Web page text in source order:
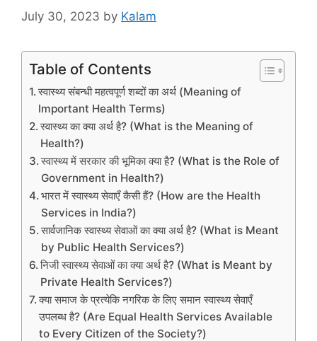
July 30, 2023 by Kalam
Table of Contents
स्वास्थ्य संबन्धी महत्वपूर्ण शब्दों का अर्थ (Meaning of
Important Health Terms)
स्वास्थ्य का क्या अर्थ है? (What is the Meaning of
Health?)
स्वास्थ्य में सरकार की भूमिका क्या है? (What is the Role of
Government in Health?)
भारत में स्वास्थ्य सेवाएँ कैसी हैं? (How are the Health
Services in India?)
सार्वजानिक स्वास्थ्य सेवाओं का क्या अर्थ है? (What is Meant
by Public Health Services?)
निजी स्वास्थ्य सेवाओं का क्या अर्थ है? (What is Meant by
Private Health Services?)
क्या समाज के प्रत्येकि नगरिक के लिए समान स्वास्थ्य सेवाएँ
उपलब्ध है? (Are Equal Health Services Available
to Every Citizen of the Society?)